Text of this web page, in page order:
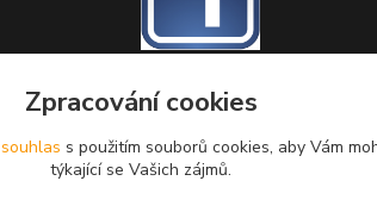
Zpracování cookies
souhlas s použitím souborů cookies, aby Vám
týkající se Vašich zájmů.